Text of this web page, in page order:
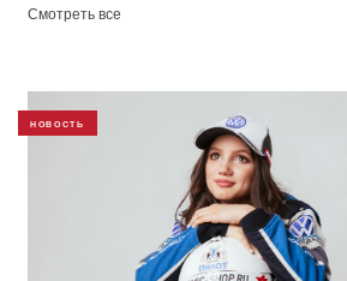
Смотреть все
НОВОСТЬ